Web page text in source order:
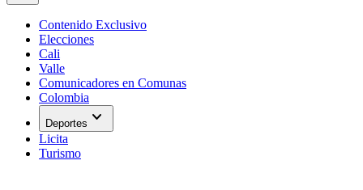
Contenido Exclusivo
Elecciones
Cali
Valle
Comunicadores en Comunas
Colombia
Deportes expand_more
Licita
Turismo